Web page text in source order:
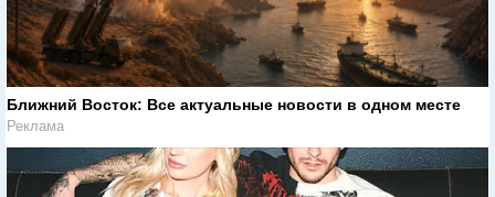
Ближний Восток: Все актуальные новости в одном месте
Реклама